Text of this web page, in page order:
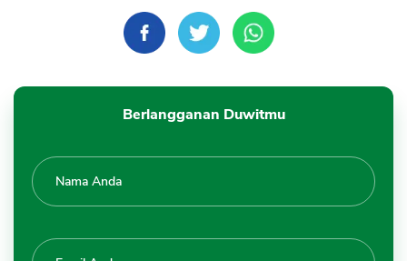
Berlangganan Duwitmu